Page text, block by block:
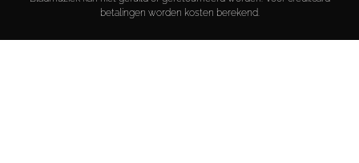
betalingen worden kosten berekend.